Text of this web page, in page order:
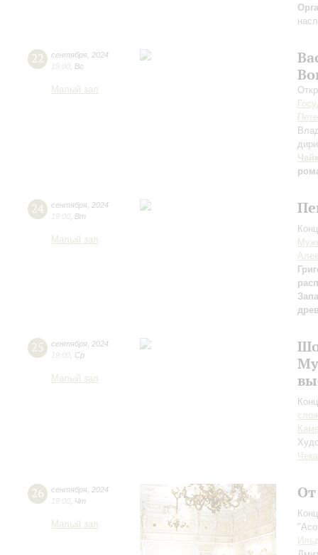
22 сентября 2024
19:00 Вс
Малый зал
24 сентября 2024
19:00 Вт
Малый зал
25 сентября 2024
19:00 Ср
Малый зал
26 сентября 2024
19:00 Чт
Малый зал